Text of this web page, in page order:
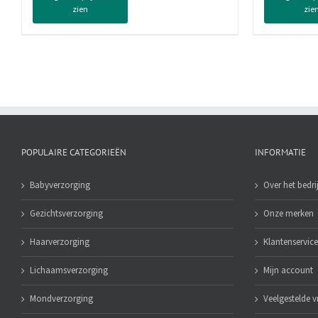
75
ml
zien
75
ml
zien
POPULAIRE CATEGORIEËN
Babyverzorging
Gezichtsverzorging
Haarverzorging
Lichaamsverzorging
Mondverzorging
INFORMATIE
Over het
Onze merken
Klantenservice
Mijn account
Veelgestelde